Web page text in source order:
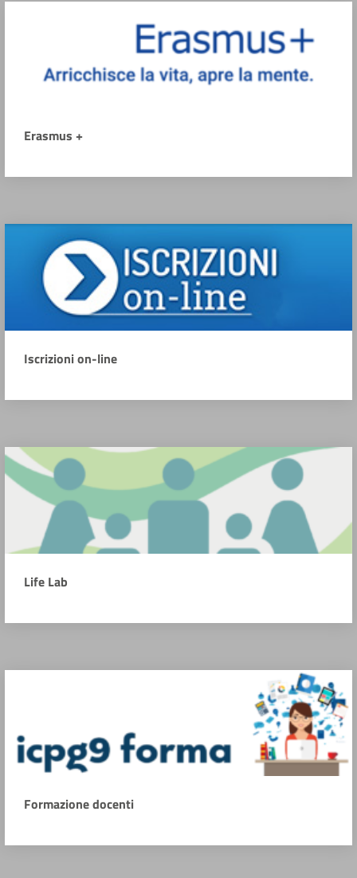
Erasmus +
Iscrizioni on-line
Life Lab
Formazione docenti